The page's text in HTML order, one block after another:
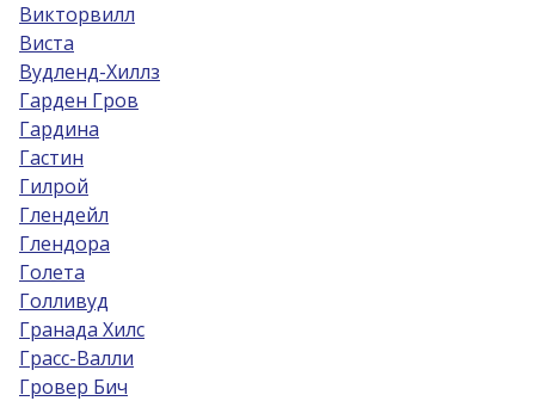
Викторвилл
Виста
Вудленд-Хиллз
Гарден Гров
Гардина
Гастин
Гилрой
Глендейл
Глендора
Голета
Голливуд
Гранада Хилс
Грасс-Валли
Гровер Бич